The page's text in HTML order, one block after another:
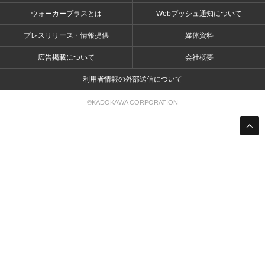
ウォーカープラスとは Webプッシュ通知について
プレスリリース・情報提供 媒体資料
広告掲載について 会社概要
利用者情報の外部送信について
©KADOKAWA CORPORATION